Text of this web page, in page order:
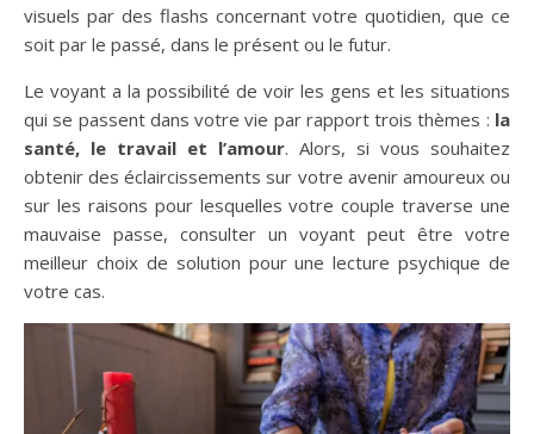
visuels par des flashs concernant votre quotidien, que ce
soit par le passé, dans le présent ou le futur.
Le voyant a la possibilité de voir les gens et les situations
qui se passent dans votre vie par rapport trois thèmes : la
santé, le travail et l’amour. Alors, si vous souhaitez
obtenir des éclaircissements sur votre avenir amoureux ou
sur les raisons pour lesquelles votre couple traverse une
mauvaise passe, consulter un voyant peut être votre
meilleur choix de solution pour une lecture psychique de
votre cas.